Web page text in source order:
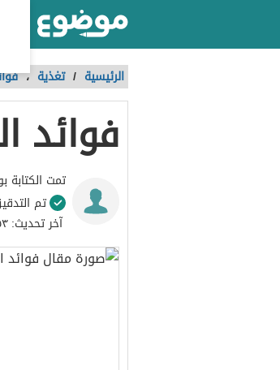
الرئيسية / تغذية ،
فوائد
تمت الكتابة
تم
آخر تحديث: